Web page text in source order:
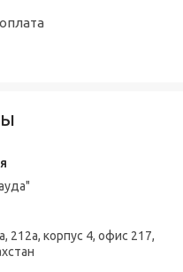
212а, корпус 4, офис 217,